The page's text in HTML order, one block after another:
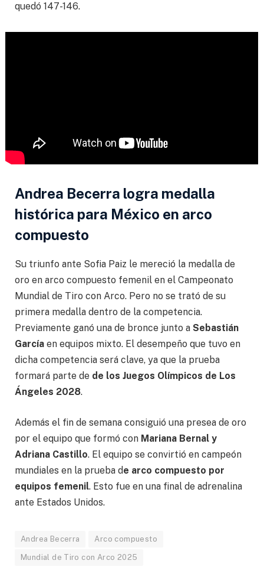
quedó 147-146.
Andrea Becerra logra medalla
histórica para México en arco
compuesto
Su triunfo ante Sofia Paiz le mereció la medalla de
oro en arco compuesto femenil en el Campeonato
Mundial de Tiro con Arco. Pero no se trató de su
primera medalla dentro de la competencia.
Previamente ganó una de bronce junto a Sebastián
García en equipos mixto. El desempeño que tuvo en
dicha competencia será clave, ya que la prueba
formará parte de de los Juegos Olímpicos de Los
Ángeles 2028.
Además el fin de semana consiguió una presea de oro
por el equipo que formó con Mariana Bernal y
Adriana Castillo. El equipo se convirtió en campeón
mundiales en la prueba de arco compuesto por
equipos femenil. Esto fue en una final de adrenalina
ante Estados Unidos.
Andrea Becerra Arco compuesto
Mundial de Tiro con Arco 2025